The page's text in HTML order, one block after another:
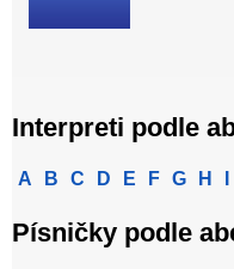
Interpreti podle
A B C D E F G H
Písničky podle